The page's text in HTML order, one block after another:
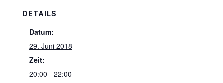
DETAILS
Datum:
29. Juni 2018
Zeit:
20:00 - 22:00